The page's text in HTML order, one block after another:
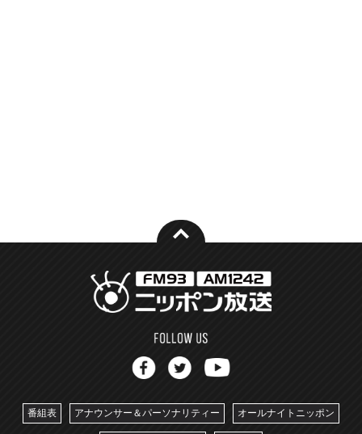
番組表 アナウンサー＆パーソナリティー オールナイトニッポン